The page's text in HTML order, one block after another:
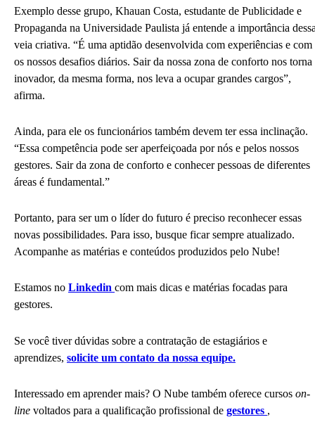
Exemplo desse grupo, Khauan Costa, estudante de Publicidade e
Propaganda na Universidade Paulista já entende a importância
veia criativa. “É uma aptidão desenvolvida com experiências e com
os nossos desafios diários. Sair da nossa zona de conforto nos torna
inovador, da mesma forma, nos leva a ocupar grandes cargos”,
afirma.
Ainda, para ele os funcionários também devem ter essa inclinação.
“Essa competência pode ser aperfeiçoada por nós e pelos nossos
gestores. Sair da zona de conforto e conhecer pessoas de diferentes
áreas é fundamental.”
Portanto, para ser um o líder do futuro é preciso reconhecer essas
novas possibilidades. Para isso, busque ficar sempre atualizado.
Acompanhe as matérias e conteúdos produzidos pelo Nube!
Estamos no Linkedin com mais dicas e matérias focadas para
gestores.
Se você tiver dúvidas sobre a contratação de estagiários e
aprendizes, solicite um contato da nossa equipe.
Interessado em aprender mais? O Nube também oferece cursos on-
line voltados para a qualificação profissional de gestores ,